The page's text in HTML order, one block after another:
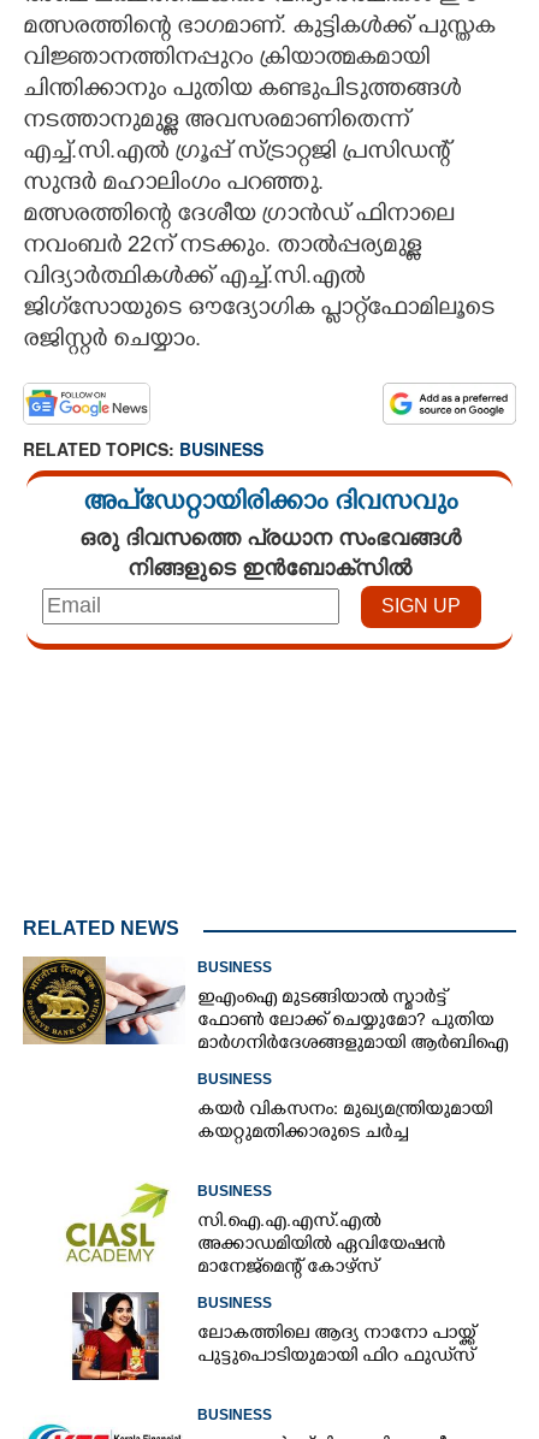
മത്സരത്തിന്റെ ഭാഗമാണ്. കുട്ടികൾക്ക് പുസ്തക
വിജ്ഞാനത്തിനപ്പുറം ക്രിയാത്മകമായി
ചിന്തിക്കാനും പുതിയ കണ്ടുപിടുത്തങ്ങൾ
നടത്താനുമുള്ള അവസരമാണിതെന്ന്
എച്ച്.സി.എൽ ഗ്രൂപ്പ് സ്ട്രാറ്റജി പ്രസിഡന്റ്
സുന്ദർ മഹാലിംഗം പറഞ്ഞു.
മത്സരത്തിന്റെ ദേശീയ ഗ്രാൻഡ് ഫിനാലെ
നവംബർ 22ന് നടക്കും. താൽപ്പര്യമുള്ള
വിദ്യാർത്ഥികൾക്ക് എച്ച്.സി.എൽ
ജിഗ്‌സോയുടെ ഔദ്യോഗിക പ്ലാറ്റ്‌ഫോമിലൂടെ
രജിസ്റ്റർ ചെയ്യാം.
RELATED TOPICS: BUSINESS
അപ്ഡേറ്റായിരിക്കാം ദിവസവും
ഒരു ദിവസത്തെ പ്രധാന സംഭവങ്ങൾ
നിങ്ങളുടെ ഇൻബോക്സിൽ
RELATED NEWS
BUSINESS
ഇഎംഐ മുടങ്ങിയാൽ സ്മാർട്ട്
ഫോൺ ലോക്ക് ചെയ്യുമോ? പുതിയ
മാർഗനിർദേശങ്ങളുമായി ആർബിഐ
BUSINESS
കയർ വികസനം: മുഖ്യമന്ത്രിയുമായി
കയറ്റുമതിക്കാരുടെ ചർച്ച
BUSINESS
സി.ഐ.എ.എസ്.എൽ
അക്കാഡമിയിൽ ഏവിയേഷൻ
മാനേജ്മെന്റ് കോഴ്സ്
BUSINESS
ലോകത്തിലെ ആദ്യ നാനോ പായ്ക്ക്
പുട്ടുപൊടിയുമായി ഫിറ ഫുഡ്‌സ്
BUSINESS